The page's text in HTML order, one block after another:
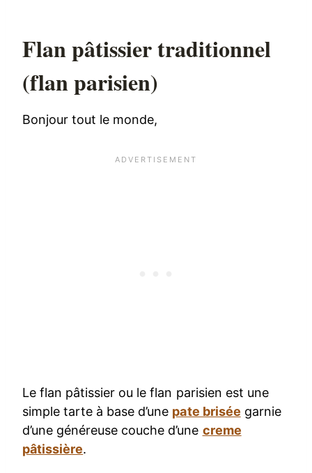
Flan pâtissier traditionnel
(flan parisien)
Bonjour tout le monde,
Le flan pâtissier ou le flan parisien est une
simple tarte à base d’une pate brisée garnie
d’une généreuse couche d’une creme
pâtissière.